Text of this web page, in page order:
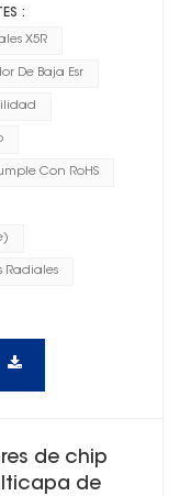
:
X5R
De Baja Esr
Con RoHS
Radiales
de chip
de